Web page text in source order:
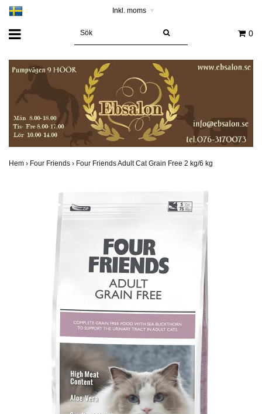
Inkl. moms ▾
0
Hem › Four Friends › Four Friends Adult Cat Grain Free 2 kg/6 kg